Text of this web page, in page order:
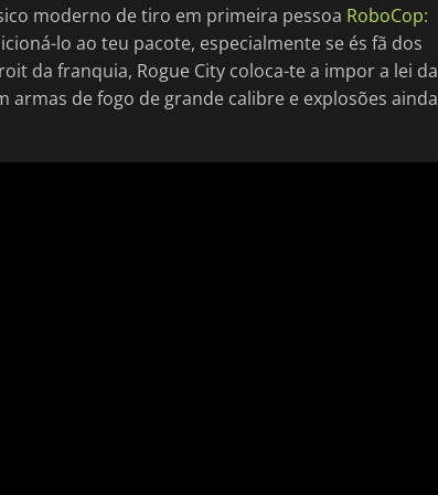
moderno de tiro em primeira pessoa RoboCop:
lo ao teu pacote, especialmente se és fã dos
da franquia, Rogue City coloca-te a impor a lei da
de fogo de grande calibre e explosões ainda